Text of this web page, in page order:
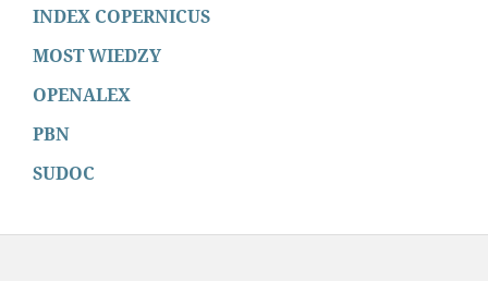
INDEX COPERNICUS
MOST WIEDZY
OPENALEX
PBN
SUDOC